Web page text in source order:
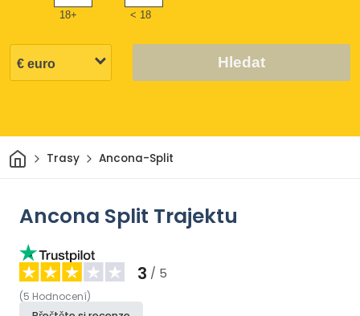
18+ < 18
Hledat
Domov
Trasy Ancona-Split
Ancona Split Trajektu
3 / 5
(5 Hodnocení)